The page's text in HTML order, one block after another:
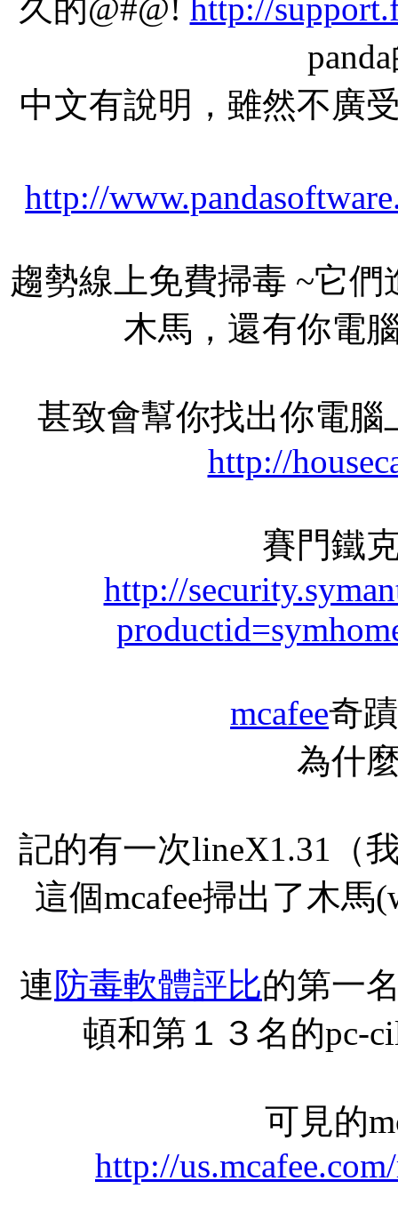
久的@#@! http://
中文有說明，雖然不廣
http://
趨勢線上免費掃毒 ~它
木馬，還有你電
甚致會幫你找出你電
http://
賽門鐵
http://
mcafee奇
為什
記的有一次lineX1.31（
這個mcafee掃出了木馬
連防毒軟體評比的第一
頓和第１３名的pc-
可見的
http://